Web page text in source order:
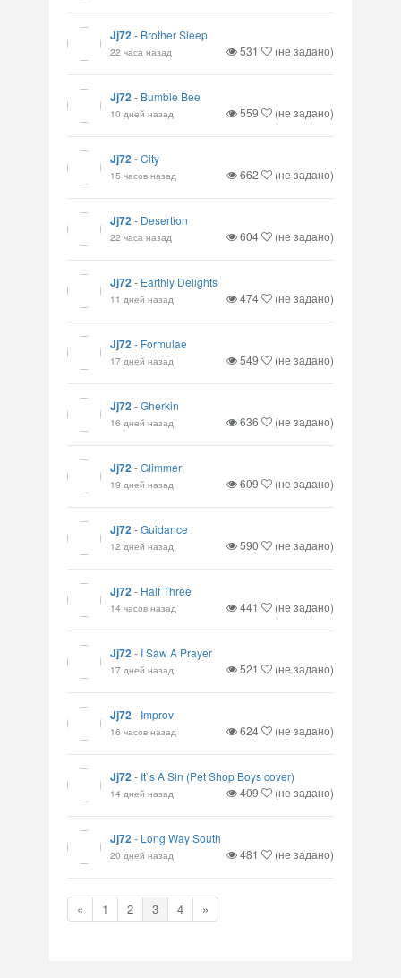
Jj72- Brother Sleep
22 часа назад 531 (не задано)
Jj72- Bumble Bee
10 дней назад 559 (не задано)
Jj72-City
15 часов назад 662 (не задано)
Jj72- Desertion
22 часа назад 604 (не задано)
Jj72- Earthly Delights
11 дней назад 474 (не задано)
Jj72- Formulae
17 дней назад 549 (не задано)
Jj72-Gherkin
16 дней назад 636 (не задано)
Jj72-Glimmer
19 дней назад 609 (не задано)
Jj72-Guidance
12 дней назад 590 (не задано)
Jj72- Half Three
14 часов назад 441 (не задано)
Jj72- I Saw A Prayer
17 дней назад 521 (не задано)
Jj72- Improv
16 часов назад 624 (не задано)
Jj72- It`s A Sin (Pet Shop Boys cover)
14 дней назад 409 (не задано)
Jj72- Long Way South
20 дней назад 481 (не задано)
« 1 2 3 4 »